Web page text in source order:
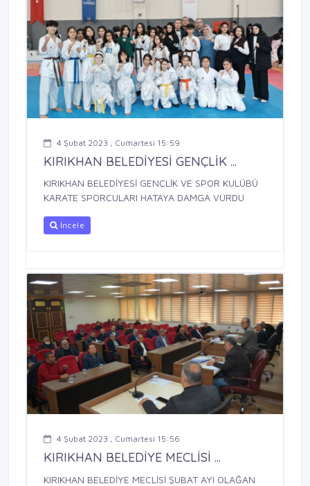
4 Şubat 2023 , Cumartesi 15:59
KIRIKHAN BELEDİYESİ GENÇLİK ...
KIRIKHAN BELEDİYESİ GENÇLİK VE SPOR KULÜBÜ
KARATE SPORCULARI HATAYA DAMGA VURDU
İncele
4 Şubat 2023 , Cumartesi 15:56
KIRIKHAN BELEDİYE MECLİSİ ...
KIRIKHAN BELEDİYE MECLİSİ ŞUBAT AYI OLAĞAN